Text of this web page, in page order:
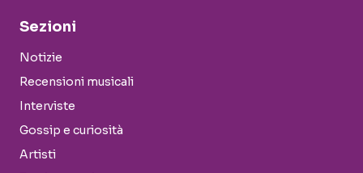
Sezioni
Notizie
Recensioni musicali
Interviste
Gossip e curiosità
Artisti